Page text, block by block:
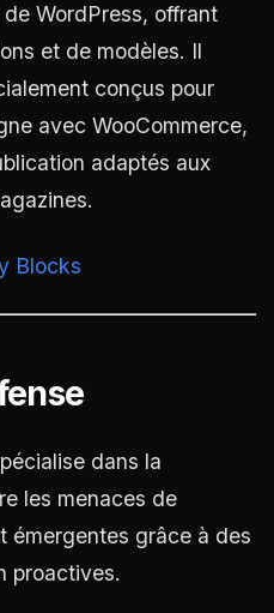
WordPress, offrant
et de modèles. Il
conçus pour
avec WooCommerce,
adaptés aux
Blocks
dans la
les menaces de
émergentes grâce à des
proactives.